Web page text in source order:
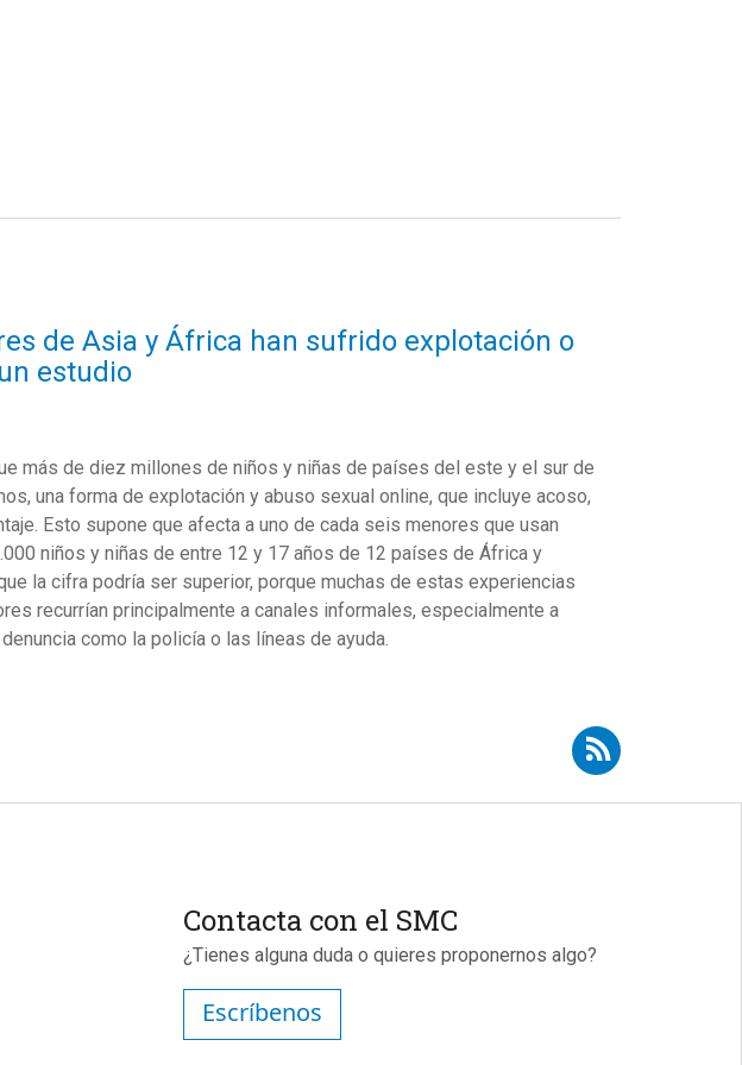
de Asia y África han sufrido explotación o
estudio
más de diez millones de niños y niñas de países del este y el sur de
una forma de explotación y abuso sexual online, que incluye acoso,
Esto supone que afecta a uno de cada seis menores que usan
niños y niñas de entre 12 y 17 años de 12 países de África y
la cifra podría ser superior, porque muchas de estas experiencias
recurrían principalmente a canales informales, especialmente a
como la policía o las líneas de ayuda.
Suscribirse a RSS - Nereida Bueno Guerra
Contacta con el SMC
¿Tienes alguna duda o quieres proponernos algo?
Escríbenos